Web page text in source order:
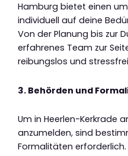
Hamburg bietet einen
individuell auf deine
Von der Planung bis zur
erfahrenes Team zur
reibungslos und
3. Behörden und
Um in Heerlen-Kerkrade
anzumelden, sind
Formalitäten